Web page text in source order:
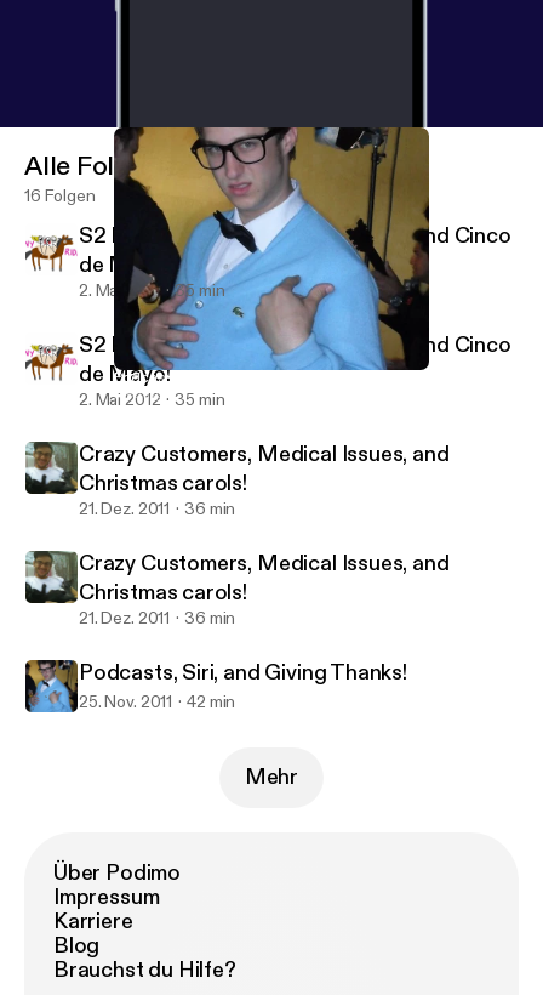
Podcasts, Siri, and Giving Thanks!
Getting Serious with Katie and Alexa
Alle Folgen
16 Folgen
S2 E1: Hunger Games, Drag Race, and Cinco
de Mayo!
2. Mai 2012 35 min
S2 E1: Hunger Games, Drag Race, and Cinco
de Mayo!
2. Mai 2012 35 min
Crazy Customers, Medical Issues, and
Christmas carols!
21. Dez. 2011 36 min
Crazy Customers, Medical Issues, and
Christmas carols!
21. Dez. 2011 36 min
Podcasts, Siri, and Giving Thanks!
25. Nov. 2011 42 min
Mehr
Über Podimo
Impressum
Karriere
Blog
Brauchst du Hilfe?